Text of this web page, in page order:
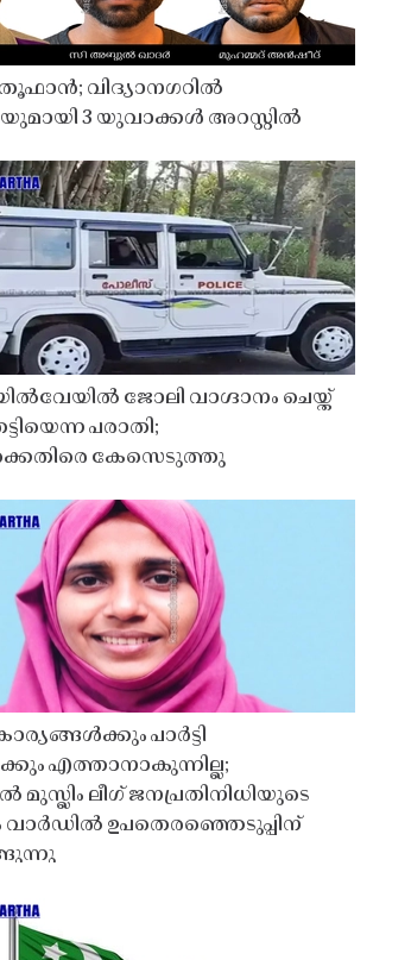
വിദ്യാനഗറിൽ
3 യുവാക്കൾ അറസ്റ്റിൽ
ജോലി വാഗ്ദാനം ചെയ്ത്
പരാതി;
കേസെടുത്തു
പാർട്ടി
എത്താനാകുന്നില്ല;
മുസ്ലിം ലീഗ് ജനപ്രതിനിധിയുടെ
വാർഡിൽ ഉപതെരഞ്ഞെടുപ്പിന്